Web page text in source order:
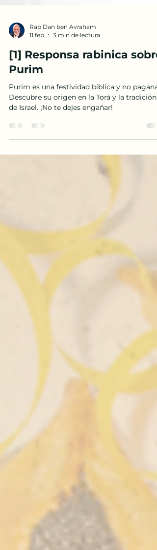
Rab Dan ben Avraham
11 feb
[1] Responsa rabinica sobre
Purim
Purim es una festividad bíblica y no pagana.
de Israel. ¡No te dejes engañar!